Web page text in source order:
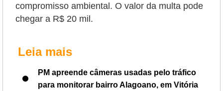
compromisso ambiental. O valor da multa pode
chegar a R$ 20 mil.
Leia mais
PM apreende câmeras usadas pelo tráfico
para monitorar bairro Alagoano, em Vitória